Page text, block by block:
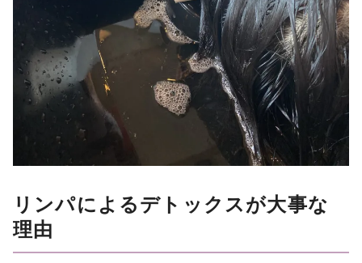
リンパによるデトックスが大事な
理由